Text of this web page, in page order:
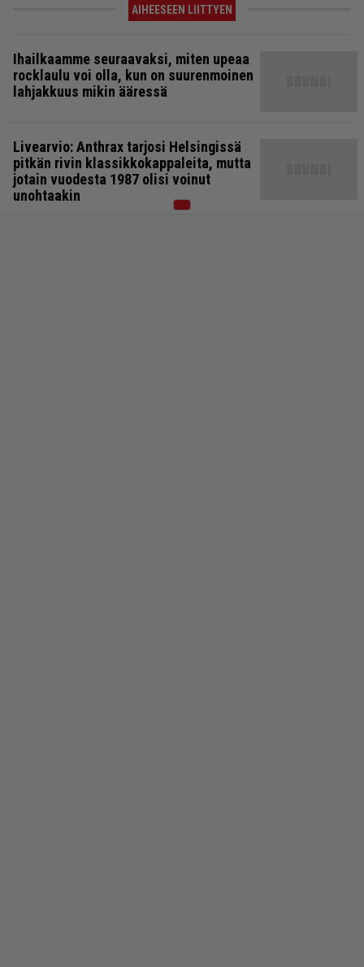
AIHEESEEN LIITTYEN
Ihailkaamme seuraavaksi, miten upeaa
rocklaulu voi olla, kun on suurenmoinen
lahjakkuus mikin ääressä
Livearvio: Anthrax tarjosi Helsingissä
pitkän rivin klassikkokappaleita, mutta
jotain vuodesta 1987 olisi voinut
unohtaakin